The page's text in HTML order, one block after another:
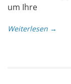
um Ihre
Weiterlesen →